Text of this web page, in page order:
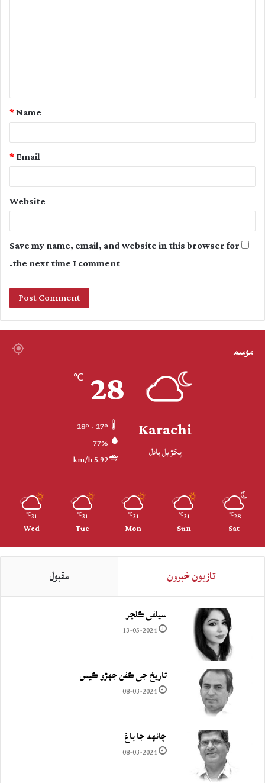
t
Name
*
Email
*
Website
Save my name, email, and website in this browser for
the next time I comment.
موسم
Karachi
پکڙيل بادل
28
℃
77%
5.92 km/h
28
℃
Sat
31
℃
Sun
31
℃
Mon
31
℃
Tue
31
℃
Wed
تازيون خبرون مقبول
سيلفي ڪلچر
13-05-2024
تاريخ جي ڪفن جھڙو ڪيس
08-03-2024
چانهه جا باغ
08-03-2024